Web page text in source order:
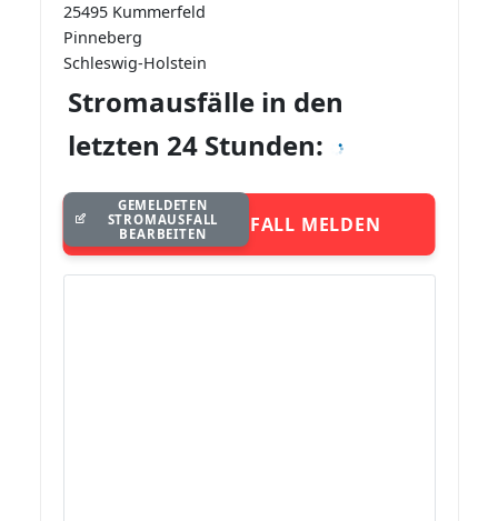
25495 Kummerfeld
Pinneberg
Schleswig-Holstein
Stromausfälle in den
letzten 24 Stunden:
STROMAUSFALL MELDEN
GEMELDETEN
STROMAUSFALL
BEARBEITEN